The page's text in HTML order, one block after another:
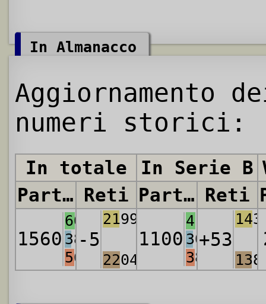
In Almanacco
Aggiornamento
numeri storici:
In totale In Serie B
Partite Reti Partite Reti
1560
607
388
565
-5
2199
2204
1100
419
301
380
+53